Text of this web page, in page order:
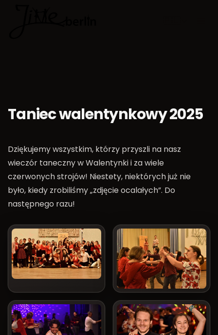
Taniec walentynkowy 2025
Dziękujemy wszystkim, którzy przyszli na nasz
wieczór taneczny w Walentynki i za wiele
czerwonych strojów! Niestety, niektórych już nie
było, kiedy zrobiliśmy „zdjęcie ocalałych”. Do
następnego razu!